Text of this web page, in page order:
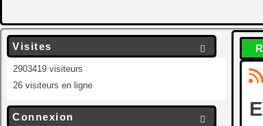

Visites
2903419 visiteurs
26 visiteurs en ligne

Connexion